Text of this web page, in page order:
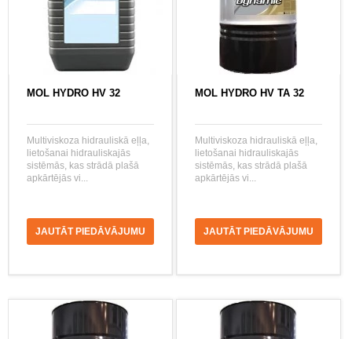
MOL HYDRO HV 32
Multiviskoza hidrauliskā eļļa,
lietošanai hidrauliskajās
sistēmās, kas strādā plašā
apkārtējās vi...
JAUTĀT PIEDĀVĀJUMU
MOL HYDRO HV TA 32
Multiviskoza hidrauliskā eļļa,
lietošanai hidrauliskajās
sistēmās, kas strādā plašā
apkārtējās vi...
JAUTĀT PIEDĀVĀJUMU